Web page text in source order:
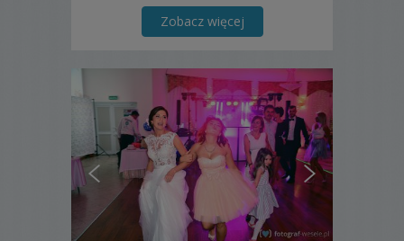
Zobacz więcej